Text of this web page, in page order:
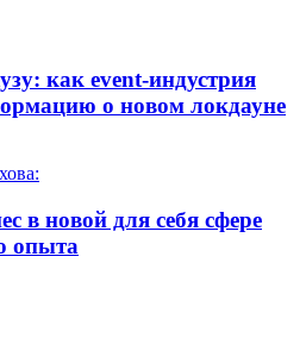
как event-индустрия
о новом локдауне
в новой для себя сфере
опыта